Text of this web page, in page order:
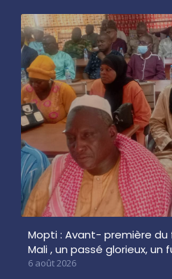
Mopti : Avant- première du
Mali , un passé glorieux, un
6 août 2026